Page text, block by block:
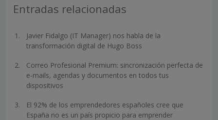
Entradas relacionadas
Javier Fidalgo (IT Manager) nos habla de la
transformación digital de Hugo Boss
Correo Profesional Premium: sincronización perfecta de
e-mails, agendas y documentos en todos tus
dispositivos
El 92% de los emprendedores españoles cree que
España no es un país propicio para emprender